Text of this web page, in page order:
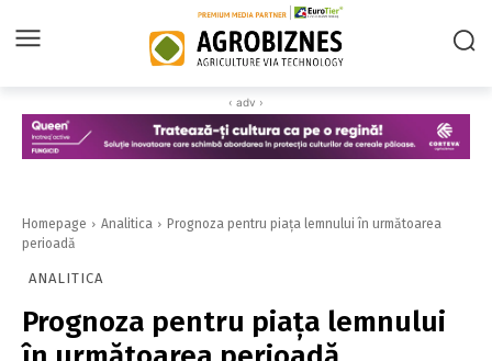
‹ adv ›
Homepage Analitica
Prognoza pentru piața lemnului în următoarea
perioadă
ANALITICA
Prognoza pentru piața lemnului